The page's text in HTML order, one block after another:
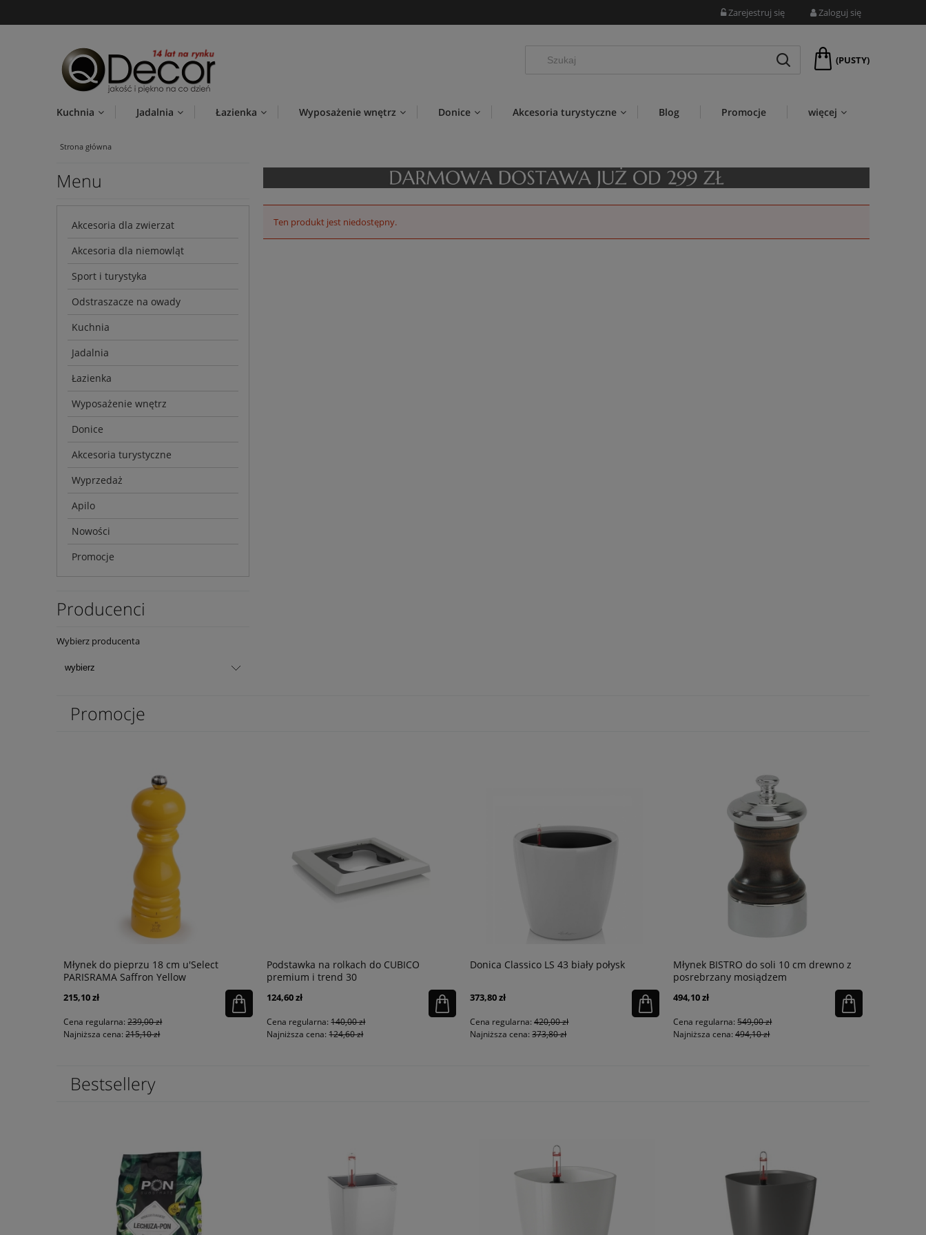
Zarejestruj się Zaloguj się
(PUSTY)
Kuchnia Jadalnia Łazienka Wyposażenie wnętrz Donice Akcesoria turystyczne Blog Promocje więcej
Strona główna
Menu
Akcesoria dla zwierzat
Akcesoria dla niemowląt
Sport i turystyka
Odstraszacze na owady
Kuchnia
Jadalnia
Łazienka
Wyposażenie wnętrz
Donice
Akcesoria turystyczne
Wyprzedaż
Apilo
Nowości
Promocje
Producenci
Wybierz producenta
Ten produkt jest niedostępny.
Promocje
Młynek do pieprzu 18 cm u'Select
PARISRAMA Saffron Yellow
215,10 zł
Cena regularna: 239,00 zł
Najniższa cena: 215,10 zł
Podstawka na rolkach do CUBICO
premium i trend 30
124,60 zł
Cena regularna: 140,00 zł
Najniższa cena: 124,60 zł
Donica Classico LS 43 biały połysk
373,80 zł
Cena regularna: 420,00 zł
Najniższa cena: 373,80 zł
Młynek BISTRO do soli 10 cm drewno z
posrebrzany mosiądzem
494,10 zł
Cena regularna: 549,00 zł
Najniższa cena: 494,10 zł
Bestsellery